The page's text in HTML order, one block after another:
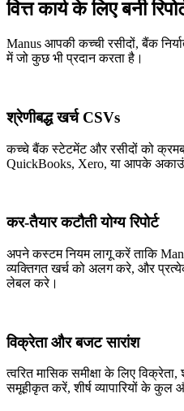
वित्त कार्य के लिए बनी
Manus आपकी कच्ची रसीदों, बैंक
में जो कुछ भी प्रदान करता है।
श्रेणीबद्ध खर्च CSVs
कच्चे बैंक स्टेटमेंट और रसीदों को
QuickBooks, Xero, या आपके
कर-तैयार कटौती योग्य रिपोर्ट
अपने कस्टम नियम लागू करें ताकि
व्यक्तिगत खर्च को अलग करे, और
लेबल करे।
विक्रेता और बजट सारांश
त्वरित मासिक समीक्षा के लिए विक्रेता,
समूहीकृत करें, शीर्ष व्यापारियों के